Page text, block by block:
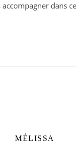
dans
MÉLISSA